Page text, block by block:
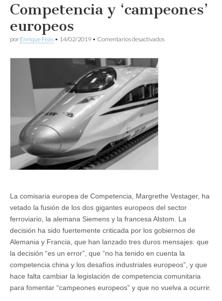
Competencia y ‘campeones’
europeos
por Enrique Feás • 14/02/2019 • Comentarios desactivadosen
La comisaria europea de Competencia, Margrethe Vestager, ha
vetado la fusión de los dos gigantes europeos del sector
ferroviario, la alemana Siemens y la francesa Alstom. La
decisión ha sido fuertemente criticada por los gobiernos de
Alemania y Francia, que han lanzado tres duros mensajes: que
la decisión “es un error”, que “no ha tenido en cuenta la
competencia china y los desafíos industriales europeos”, y que
hace falta cambiar la legislación de competencia comunitaria
para fomentar “campeones europeos” y que no vuelva a ocurrir.